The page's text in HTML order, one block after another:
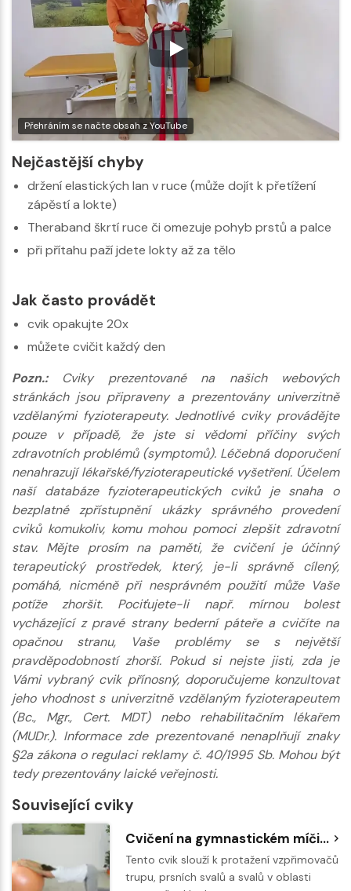
Přehráním se načte obsah z YouTube
Nejčastější chyby
držení elastických lan v ruce (může dojít k přetížení
zápěstí a lokte)
Theraband škrtí ruce či omezuje pohyb prstů a palce
při přítahu paží jdete lokty až za tělo
Jak často provádět
cvik opakujte 20x
můžete cvičit každý den
Pozn.: Cviky prezentované na našich webových
stránkách jsou připraveny a prezentovány univerzitně
vzdělanými fyzioterapeuty. Jednotlivé cviky provádějte
pouze v případě, že jste si vědomi příčiny svých
zdravotních problémů (symptomů). Léčebná doporučení
nenahrazují lékařské/fyzioterapeutické vyšetření. Účelem
naší databáze fyzioterapeutických cviků je snaha o
bezplatné zpřístupnění ukázky správného provedení
cviků komukoliv, komu mohou pomoci zlepšit zdravotní
stav. Mějte prosím na paměti, že cvičení je účinný
terapeutický prostředek, který, je-li správně cílený,
pomáhá, nicméně při nesprávném použití může Vaše
potíže zhoršit. Pociťujete-li např. mírnou bolest
vycházející z pravé strany bederní páteře a cvičíte na
opačnou stranu, Vaše problémy se s největší
pravděpodobností zhorší. Pokud si nejste jisti, zda je
Vámi vybraný cvik přínosný, doporučujeme konzultovat
jeho vhodnost s univerzitně vzdělaným fyzioterapeutem
(Bc., Mgr., Cert. MDT) nebo rehabilitačním lékařem
(MUDr.). Informace zde prezentované nenaplňují znaky
§2a zákona o regulaci reklamy č. 40/1995 Sb. Mohou být
tedy prezentovány laické veřejnosti.
Související cviky
Cvičení na gymnastickém míči - protažení prsních svalů a ramen
Tento cvik slouží k protažení vzpřimovačů
trupu, prsních svalů a svalů v oblasti